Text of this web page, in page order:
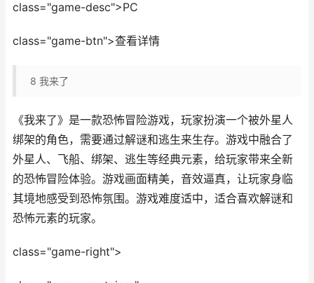
class="game-desc">PC
class="game-btn">查看详情
8 我来了
《我来了》是一款恐怖冒险游戏，玩家扮演一个被外星人
绑架的角色，需要通过解谜和逃生来生存。游戏中融合了
外星人、飞船、绑架、逃生等经典元素，给玩家带来全新
的恐怖冒险体验。游戏画面精美，音效逼真，让玩家身临
其境地感受到恐怖氛围。游戏难度适中，适合喜欢解谜和
恐怖元素的玩家。
class="game-right">